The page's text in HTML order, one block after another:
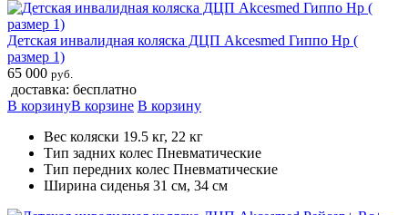
Детская инвалидная коляска ДЦП Akcesmed Гиппо Hp (
размер 1)
65 000 руб.
доставка: бесплатно
В корзинуВ корзине В корзину
Вес коляски 19.5 кг, 22 кг
Тип задних колес Пневматические
Тип передних колес Пневматические
Ширина сиденья 31 см, 34 см